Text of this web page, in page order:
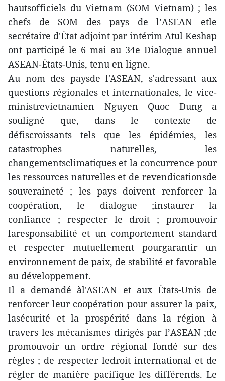
hautsofficiels du Vietnam (SOM Vietnam) ; les
chefs de SOM des pays de l’ASEAN etle
secrétaire d'État adjoint par intérim Atul Keshap
ont participé le 6 mai au 34e Dialogue annuel
ASEAN-États-Unis, tenu en ligne.
Au nom des paysde l'ASEAN, s'adressant aux
questions régionales et internationales, le vice-
ministrevietnamien Nguyen Quoc Dung a
souligné que, dans le contexte de
défiscroissants tels que les épidémies, les
catastrophes naturelles, les
changementsclimatiques et la concurrence pour
les ressources naturelles et de revendicationsde
souveraineté ; les pays doivent renforcer la
coopération, le dialogue ;instaurer la
confiance ; respecter le droit ; promouvoir
laresponsabilité et un comportement standard
et respecter mutuellement pourgarantir un
environnement de paix, de stabilité et favorable
au développement.
Il a demandé àl'ASEAN et aux États-Unis de
renforcer leur coopération pour assurer la paix,
lasécurité et la prospérité dans la région à
travers les mécanismes dirigés par l’ASEAN ;de
promouvoir un ordre régional fondé sur des
règles ; de respecter ledroit international et de
régler de manière pacifique les différends. Le